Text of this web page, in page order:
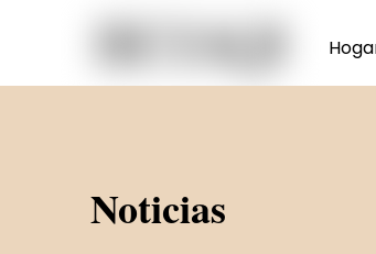
Noticias